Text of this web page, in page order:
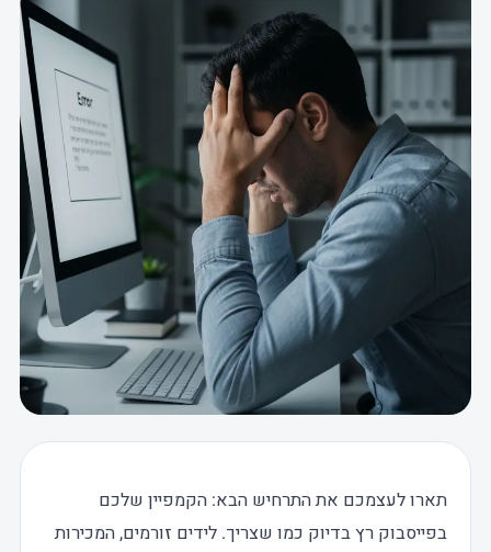
תארו לעצמכם את התרחיש הבא: הקמפיין שלכם
בפייסבוק רץ בדיוק כמו שצריך. לידים זורמים, המכירות